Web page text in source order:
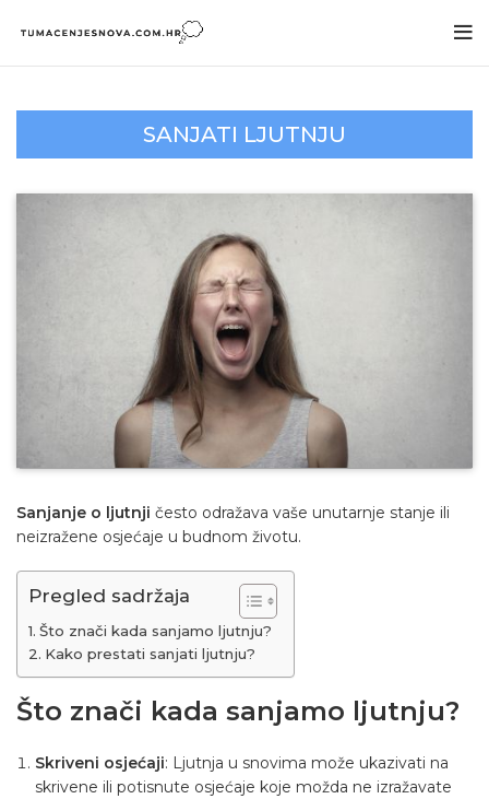
SANJATI LJUTNJU
Sanjanje o ljutnji često odražava vaše unutarnje stanje ili
neizražene osjećaje u budnom životu.
Pregled sadržaja
Što znači kada sanjamo ljutnju?
Kako prestati sanjati ljutnju?
Što znači kada sanjamo ljutnju?
Skriveni osjećaji: Ljutnja u snovima može ukazivati na
skrivene ili potisnute osjećaje koje možda ne izražavate